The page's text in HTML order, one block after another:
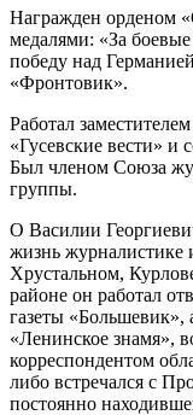
Награжден орденом
медалями: «За боевые
победу над
«Фронтовик».
Работал
«Гусевские вести» и
Был членом Союза
группы.
О Василии
жизнь журналистике
Хрустальном,
районе он работал
газеты «Большевик»,
«Ленинское знамя»,
корреспондентом
либо встречался с
постоянно